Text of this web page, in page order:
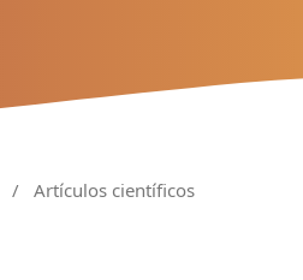
/ Artículos científicos